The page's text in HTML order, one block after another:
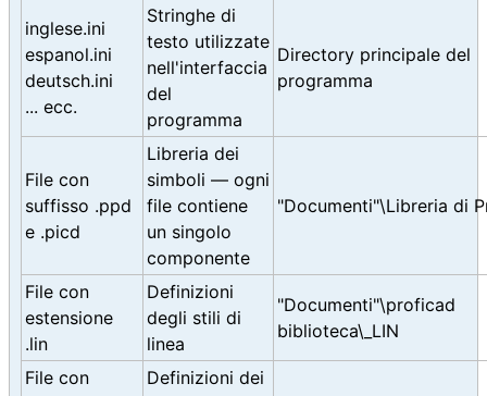
inglese.ini
espanol.ini
deutsch.ini
... ecc.
Stringhe di
testo utilizzate
nell'interfaccia
del
programma
Directory principale del
programma
File con
suffisso .ppd
e .picd
Libreria dei
simboli — ogni
file contiene
un singolo
componente
"Documenti"\Libreria di
File con
estensione
.lin
Definizioni
degli stili di
linea
"Documenti"\proficad
biblioteca\_LIN
File con
Definizioni dei